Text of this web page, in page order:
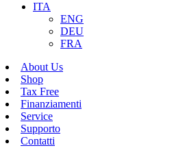
ITA
ENG
DEU
FRA
About Us
Shop
Tax Free
Finanziamenti
Service
Supporto
Contatti